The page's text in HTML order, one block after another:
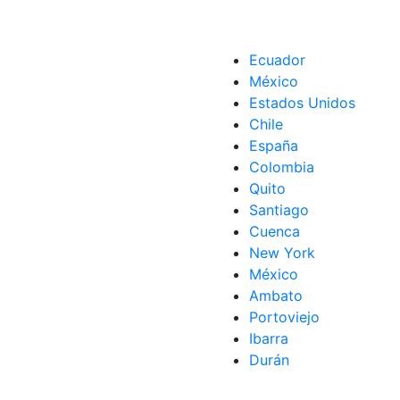
Ecuador
México
Estados Unidos
Chile
España
Colombia
Quito
Santiago
Cuenca
New York
México
Ambato
Portoviejo
Ibarra
Durán